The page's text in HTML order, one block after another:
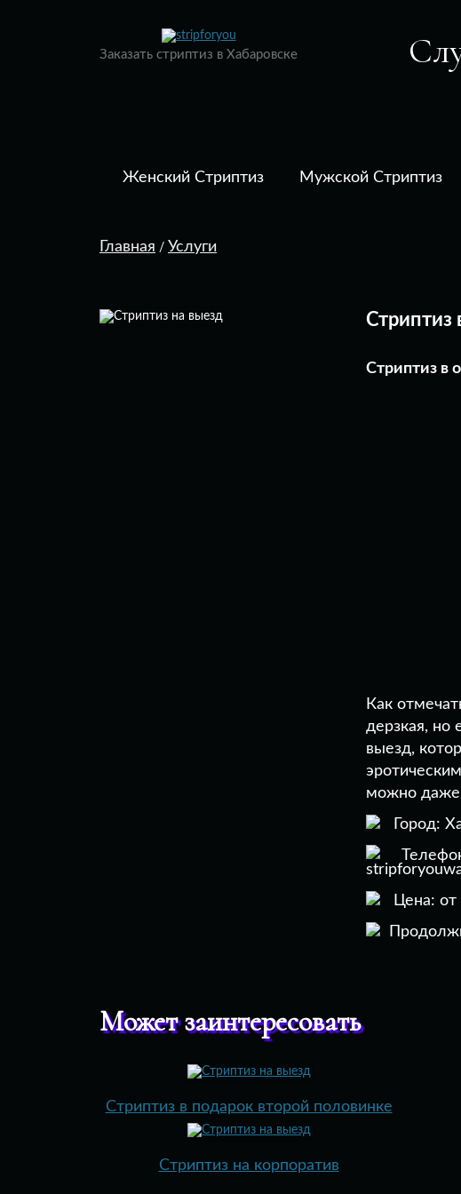
Заказать стриптиз в Хабаровске
Женский Стриптиз Мужской Стриптиз
Главная / Услуги
Стриптиз
Стриптиз в
Как
дерзкая, но
выезд,
можно даже
Город:
Цена: от
Может заинтересовать
Стриптиз в подарок второй половинке
Стриптиз на корпоратив